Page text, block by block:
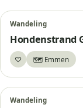
Wandeling
Hondenstrand
♡Bewaar🗺️ Emmen
Wandeling